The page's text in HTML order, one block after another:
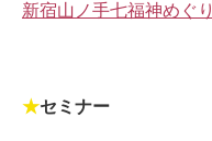
新宿山ノ手七福神めぐり
★セミナー